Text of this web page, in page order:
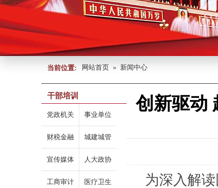
当前位置: 网站首页 » 新闻中心
干部培训
党政机关 事业单位
财税金融 城建城管
宣传媒体 人大政协
工商审计 医疗卫生
创新驱动
为深入解